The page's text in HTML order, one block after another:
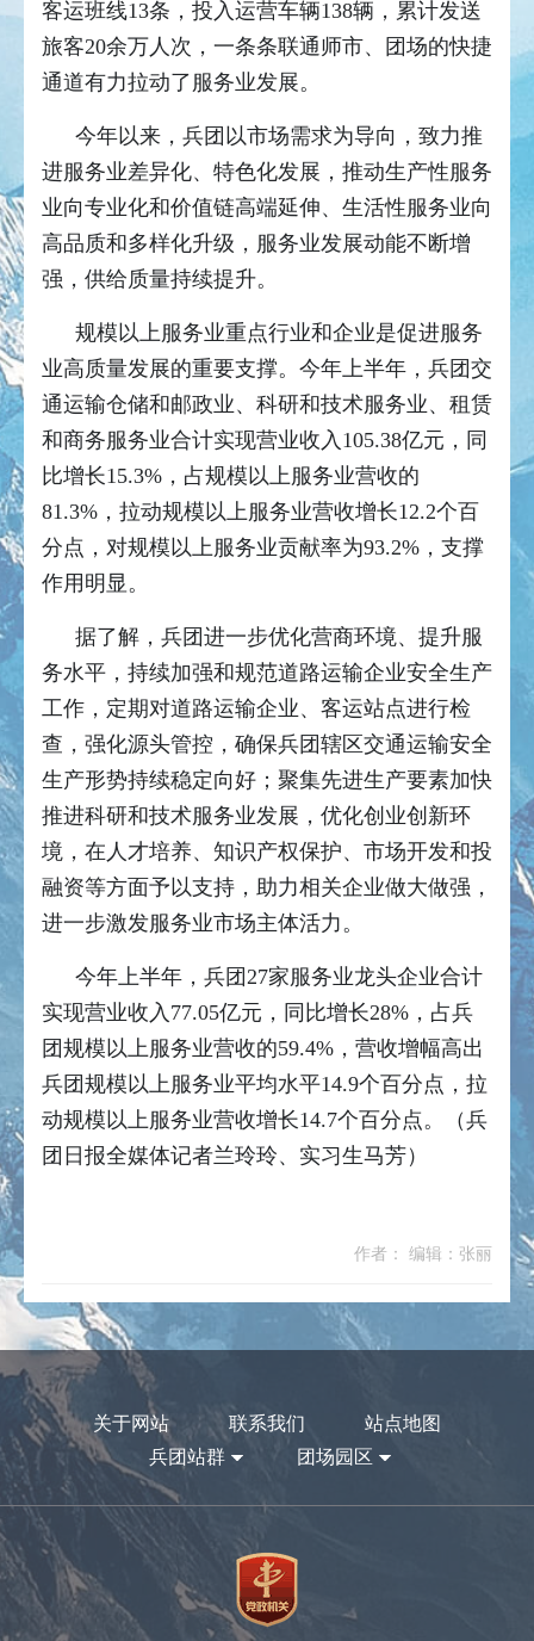
客运班线13条，投入运营车辆138辆，累计发送
旅客20余万人次，一条条联通师市、团场的快捷
通道有力拉动了服务业发展。
今年以来，兵团以市场需求为导向，致力推
进服务业差异化、特色化发展，推动生产性服务
业向专业化和价值链高端延伸、生活性服务业向
高品质和多样化升级，服务业发展动能不断增
强，供给质量持续提升。
规模以上服务业重点行业和企业是促进服务
业高质量发展的重要支撑。今年上半年，兵团交
通运输仓储和邮政业、科研和技术服务业、租赁
和商务服务业合计实现营业收入105.38亿元，同
比增长15.3%，占规模以上服务业营收的
81.3%，拉动规模以上服务业营收增长12.2个百
分点，对规模以上服务业贡献率为93.2%，支撑
作用明显。
据了解，兵团进一步优化营商环境、提升服
务水平，持续加强和规范道路运输企业安全生产
工作，定期对道路运输企业、客运站点进行检
查，强化源头管控，确保兵团辖区交通运输安全
生产形势持续稳定向好；聚集先进生产要素加快
推进科研和技术服务业发展，优化创业创新环
境，在人才培养、知识产权保护、市场开发和投
融资等方面予以支持，助力相关企业做大做强，
进一步激发服务业市场主体活力。
今年上半年，兵团27家服务业龙头企业合计
实现营业收入77.05亿元，同比增长28%，占兵
团规模以上服务业营收的59.4%，营收增幅高出
兵团规模以上服务业平均水平14.9个百分点，拉
动规模以上服务业营收增长14.7个百分点。（兵
团日报全媒体记者兰玲玲、实习生马芳）
作者： 编辑：张丽
关于网站 联系我们
站点地图
兵团站群
团场园区